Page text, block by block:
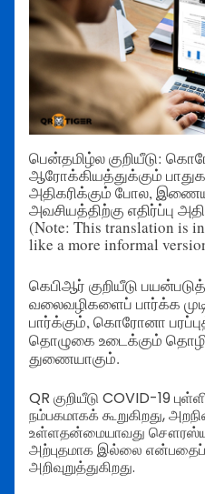
பென்தமிழ்ல குறியீடு:
ஆரோக்கியத்துக்கும்
அதிகரிக்கும் போல,
அவசியத்திற்கு எதிர்ப்பு
(Note: This translation is
like a more informal
கெபிஆர் குறியீடு
வலைவழிகளைப் பார்க்க
பார்க்கும், கொரோனா
தொழுகை உடைக்கும்
துணையாகும்.
QR குறியீடு COVID-19
நம்பகமாகக் கூறுகிறது,
உள்ளதன்மையாவது
அற்புதமாக இல்லை என்பதைப்
அறிவுறுத்துகிறது.